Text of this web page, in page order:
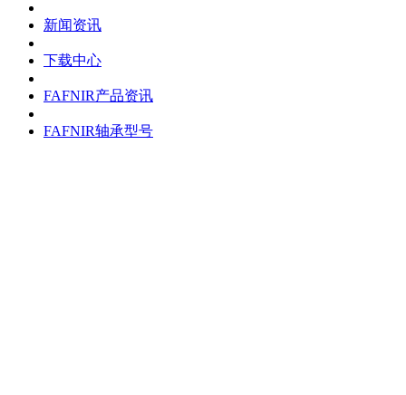
新闻资讯
下载中心
FAFNIR产品资讯
FAFNIR轴承型号